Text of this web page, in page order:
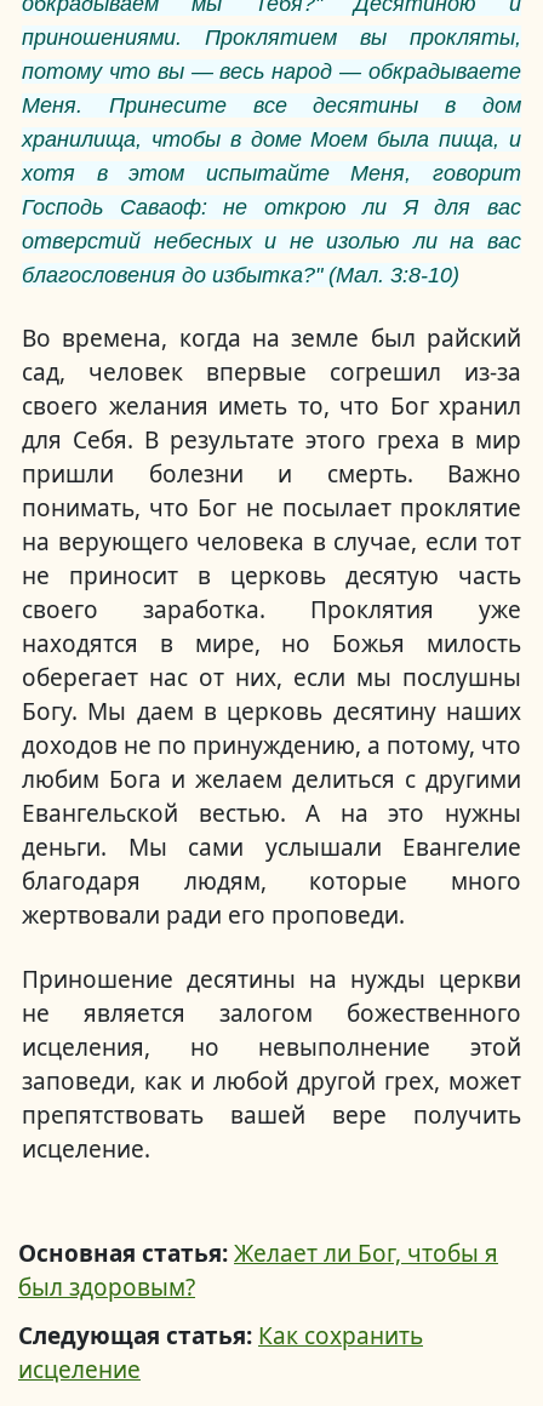
приношениями. Проклятием вы прокляты,
потому что вы — весь народ — обкрадываете
Меня. Принесите все десятины в дом
хранилища, чтобы в доме Моем была пища, и
хотя в этом испытайте Меня, говорит
Господь Саваоф: не открою ли Я для вас
отверстий небесных и не изолью ли на вас
благословения до избытка?" (Мал. 3:8-10)
Во времена, когда на земле был райский
сад, человек впервые согрешил из-за
своего желания иметь то, что Бог хранил
для Себя. В результате этого греха в мир
пришли болезни и смерть. Важно
понимать, что Бог не посылает проклятие
на верующего человека в случае, если тот
не приносит в церковь десятую часть
своего заработка. Проклятия уже
находятся в мире, но Божья милость
оберегает нас от них, если мы послушны
Богу. Мы даем в церковь десятину наших
доходов не по принуждению, а потому, что
любим Бога и желаем делиться с другими
Евангельской вестью. А на это нужны
деньги. Мы сами услышали Евангелие
благодаря людям, которые много
жертвовали ради его проповеди.
Приношение десятины на нужды церкви
не является залогом божественного
исцеления, но невыполнение этой
заповеди, как и любой другой грех, может
препятствовать вашей вере получить
исцеление.
Основная статья:Желает ли Бог, чтобы я
был здоровым?
Следующая статья: Как сохранить
исцеление